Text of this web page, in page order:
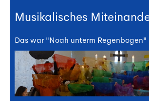
Musikalisches
Das war "Noah unterm Regenbogen"